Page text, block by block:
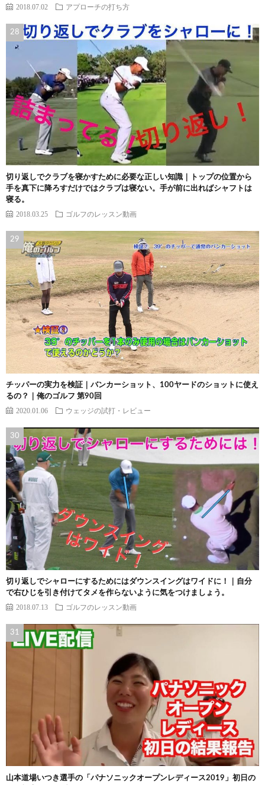
2018.07.02 アプローチの打ち方
切り返しでクラブを寝かすために必要な正しい知識｜トップの位置から
手を真下に降ろすだけではクラブは寝ない。手が前に出ればシャフトは
寝る。
2018.03.25 ゴルフのレッスン動画
チッパーの実力を検証｜バンカーショット、100ヤードのショットに使え
るの？｜俺のゴルフ 第90回
2020.01.06 ウェッジの試打・レビュー
切り返しでシャローにするためにはダウンスイングはワイドに！｜自分
で右ひじを引き付けてタメを作らないように気をつけましょう。
2018.07.13 ゴルフのレッスン動画
山本道場いつき選手の「パナソニックオープンレディース2019」初日の